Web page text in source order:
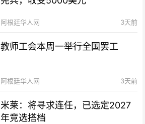
阿根廷华人网 3天前
教师工会本周一举行全国罢工
阿根廷华人网 3天前
米莱：将寻求连任，已选定2027
年竞选搭档